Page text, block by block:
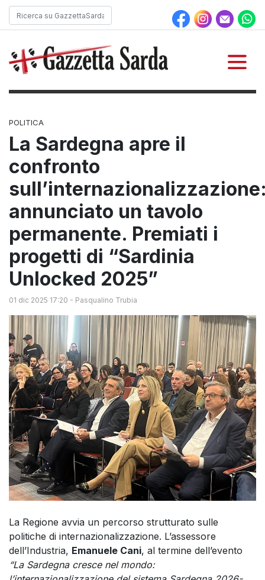
POLITICA
La Sardegna apre il
confronto
annunciato un tavolo
permanente. Premiati i
progetti di “Sardinia
Unlocked 2025”
01 dic 2025 17:20 - Pasqualino Trubia
La Regione avvia un percorso strutturato sulle
politiche di internazionalizzazione. L’assessore
dell’Industria, Emanuele Cani, al termine dell’evento
“La Sardegna cresce nel mondo: